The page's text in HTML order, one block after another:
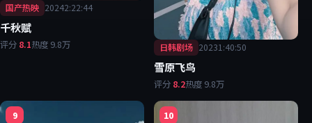
国产热映 20242:22:44
千秋赋
评分 8.1热度 9.8万 日韩剧场 20231:40:50
雪原飞鸟
评分 8.2热度 9.8万
9 10